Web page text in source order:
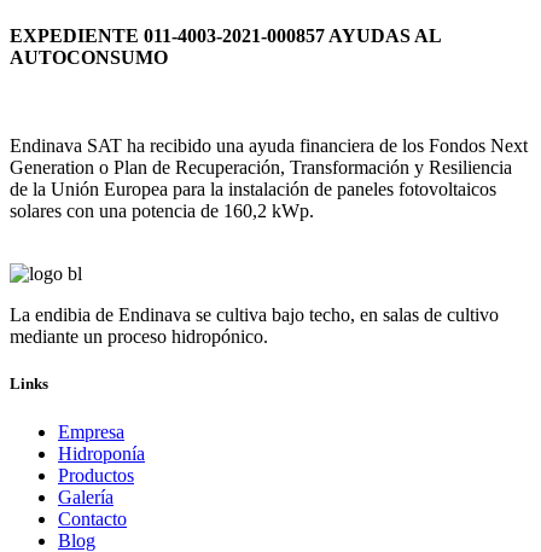
EXPEDIENTE 011-4003-2021-000857 AYUDAS AL
AUTOCONSUMO
Endinava SAT ha recibido una ayuda financiera de los Fondos Next
Generation o Plan de Recuperación, Transformación y Resiliencia
de la Unión Europea para la instalación de paneles fotovoltaicos
solares con una potencia de 160,2 kWp.
La endibia de Endinava se cultiva bajo techo, en salas de cultivo
mediante un proceso hidropónico.
Links
Empresa
Hidroponía
Productos
Galería
Contacto
Blog